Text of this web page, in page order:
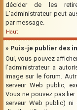
décider de les
L’administrateur peut
par message.
Haut
» Puis-je publier des
Oui, vous pouvez
l’administrateur a
image sur le forum.
serveur Web public,
Vous ne pouvez pas
serveur Web public) ni